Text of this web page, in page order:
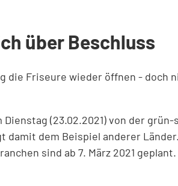
über Beschluss
die Friseure wieder öffnen -
(23.02.2021) von der
dem Beispiel anderer
sind ab 7. März 2021 geplant.